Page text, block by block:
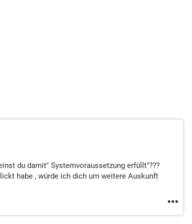
du damit" Systemvoraussetzung erfüllt"???
habe , würde ich dich um weitere Auskunft